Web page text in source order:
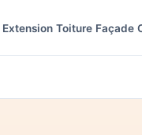
Extension Toiture Façade